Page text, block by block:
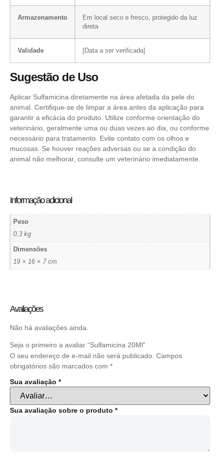
Armazenamento
Em local seco e fresco, protegido da luz
direta
Validade [Data a ser verificada]
Sugestão de Uso
Aplicar Sulfamicina diretamente na área afetada da pele do
animal. Certifique-se de limpar a área antes da aplicação para
garantir a eficácia do produto. Utilize conforme orientação do
veterinário, geralmente uma ou duas vezes ao dia, ou conforme
necessário para tratamento. Evite contato com os olhos e
mucosas. Se houver reações adversas ou se a condição do
animal não melhorar, consulte um veterinário imediatamente.
Informação adicional
Peso
0,3 kg
Dimensões
19 × 16 × 7 cm
Avaliações
Não há avaliações ainda.
Seja o primeiro a avaliar “Sulfamicina 20Ml”
O seu endereço de e-mail não será publicado. Campos
obrigatórios são marcados com *
Sua avaliação *
Sua avaliação sobre o produto *